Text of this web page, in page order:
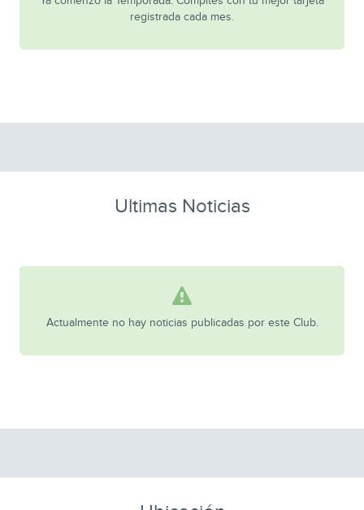
registrada cada mes.
Ultimas Noticias
Actualmente no hay noticias publicadas por este Club.